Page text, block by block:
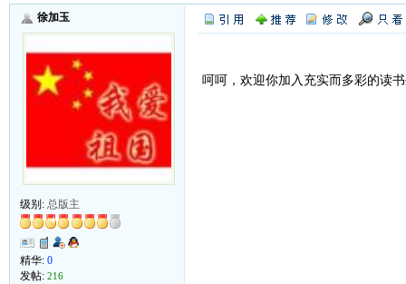
徐加玉
级别: 总版主
精华: 0
发帖: 216
呵呵，欢迎你加入充实而多彩的读